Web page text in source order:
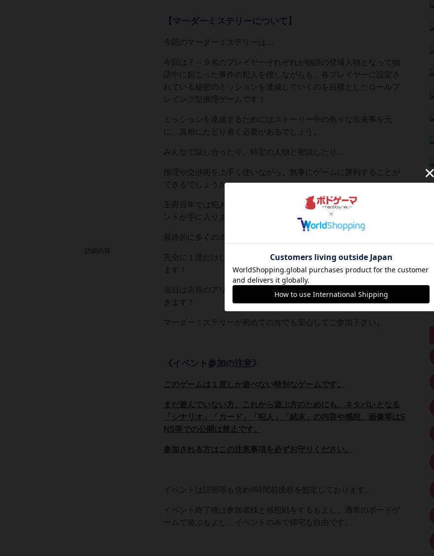
【マーダーミステリーについて】
今回のマーダーミステリーは…
今回は７～９名のプレイヤーそれぞれが物語の登場人物となって物
語中に起こった事件の犯人を捜しながらも、各プレイヤーに設定さ
れている秘密のミッションを達成していくのを目標としたロールプ
レイング型推理ゲームです！
ミッションを達成するためにはストーリー中の色々な出来事を元
に、真相にたどり着く必要があるでしょう。
みんなで話し合ったり、特定の人物と密談したり…
推理や交渉術を上手く使いながら、無事にゲームに勝利することが
できるでしょうか。
王府百年では犯人を推理したり、個人の目的を達成することでポイ
ントが手に入ります。
最終的に多くのポイントを手に入れた方が勝利を掴めます。
完全に１度だけしか遊べないシナリオクリア型ゲームとなっており
ます！
当日は店長のアリサがGMとして皆様への説明やアシストをさせて頂
きます！
マーダーミステリーが初めての方でも安心してご参加下さい。
《イベント参加の注意》
このゲームは１度しか遊べない特別なゲームです。
まだ遊んでいない方、これから遊ぶ方のためにも、ネタバレとなる
「シナリオ」「カード」「犯人」「結末」の内容や感想、画像等はS
NS等での公開は禁止です。
参加される方はこの注意事項を必ずお守りください。
イベントは説明等も含め4時間前後程を想定しております。
イベント終了後は参加者様と感想戦をするもよし、通常のボードゲ
ームで遊ぶもよし、イベントのみで帰宅も自由です。